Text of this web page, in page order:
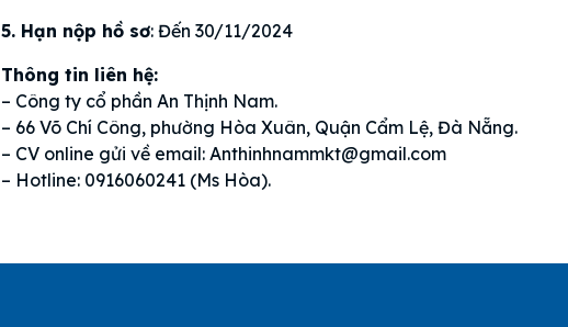
5. Hạn nộp hồ sơ: Đến 30/11/2024
Thông tin liên hệ:
– Công ty cổ phần An Thịnh Nam.
– 66 Võ Chí Công, phường Hòa Xuân, Quận Cẩm Lệ, Đà Nẵng.
– CV online gửi về email: Anthinhnammkt@gmail.com
– Hotline: 0916060241 (Ms Hòa).